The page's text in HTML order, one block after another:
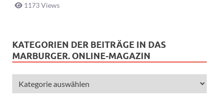
1173 Views
KATEGORIEN DER BEITRÄGE IN DAS
MARBURGER. ONLINE-MAGAZIN